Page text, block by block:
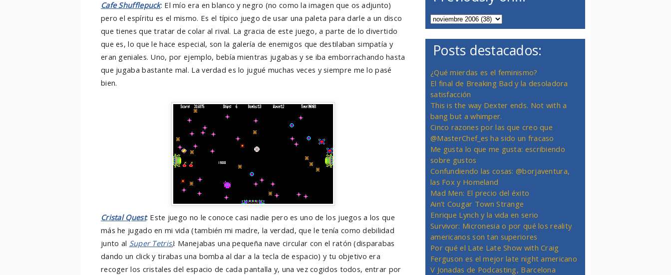
Cafe Shufflepuck: El mío era en blanco y negro (no como la imagen que os adjunto)
pero el espíritu es el mismo. Es el típico juego de usar una paleta para darle a un disco
que tienes que tratar de colar al rival. La gracia de este juego, a parte de lo divertido
que es, lo que le hace especial, son la galería de enemigos que destilaban simpatía y
eran geniales. Uno, por ejemplo, bebía mientras jugabas y se iba emborrachando hasta
que jugaba bastante mal. La verdad es lo jugué muchas veces y siempre me lo pasé
bien.
Cristal Quest: Este juego no le conoce casi nadie pero es uno de los juegos a los que
más he jugado en mi vida (también mi madre, la verdad, que le tenía como debilidad
junto al Super Tetris). Manejabas una pequeña nave circular con el ratón (disparabas
dando un click y tirabas una bomba al dar a la tecla de espacio) y tu objetivo era
recoger los cristales del espacio de cada pantalla y, una vez cogidos todos, entrar por
Posts destacados:
¿Qué mierdas es el feminismo?
El final de Breaking Bad y la desoladora
satisfacción
This is the way Dexter ends. Not with a
bang but a whimper.
Cinco razones por las que creo que
@MasterChef_es ha sido un fracaso
Me gusta lo que me gusta: escribiendo
sobre gustos
Confundiendo las cosas: @borjaventura,
las Fox y Homeland
Mad Men: El precio del éxito
Ain’t Cougar Town Strange
Enrique Lynch y la vida en serio
Survivor: Micronesia o por qué los reality
americanos son tan superiores
Por qué el Late Late Show with Craig
Ferguson es el mejor late night americano
V Jonadas de Podcasting, Barcelona